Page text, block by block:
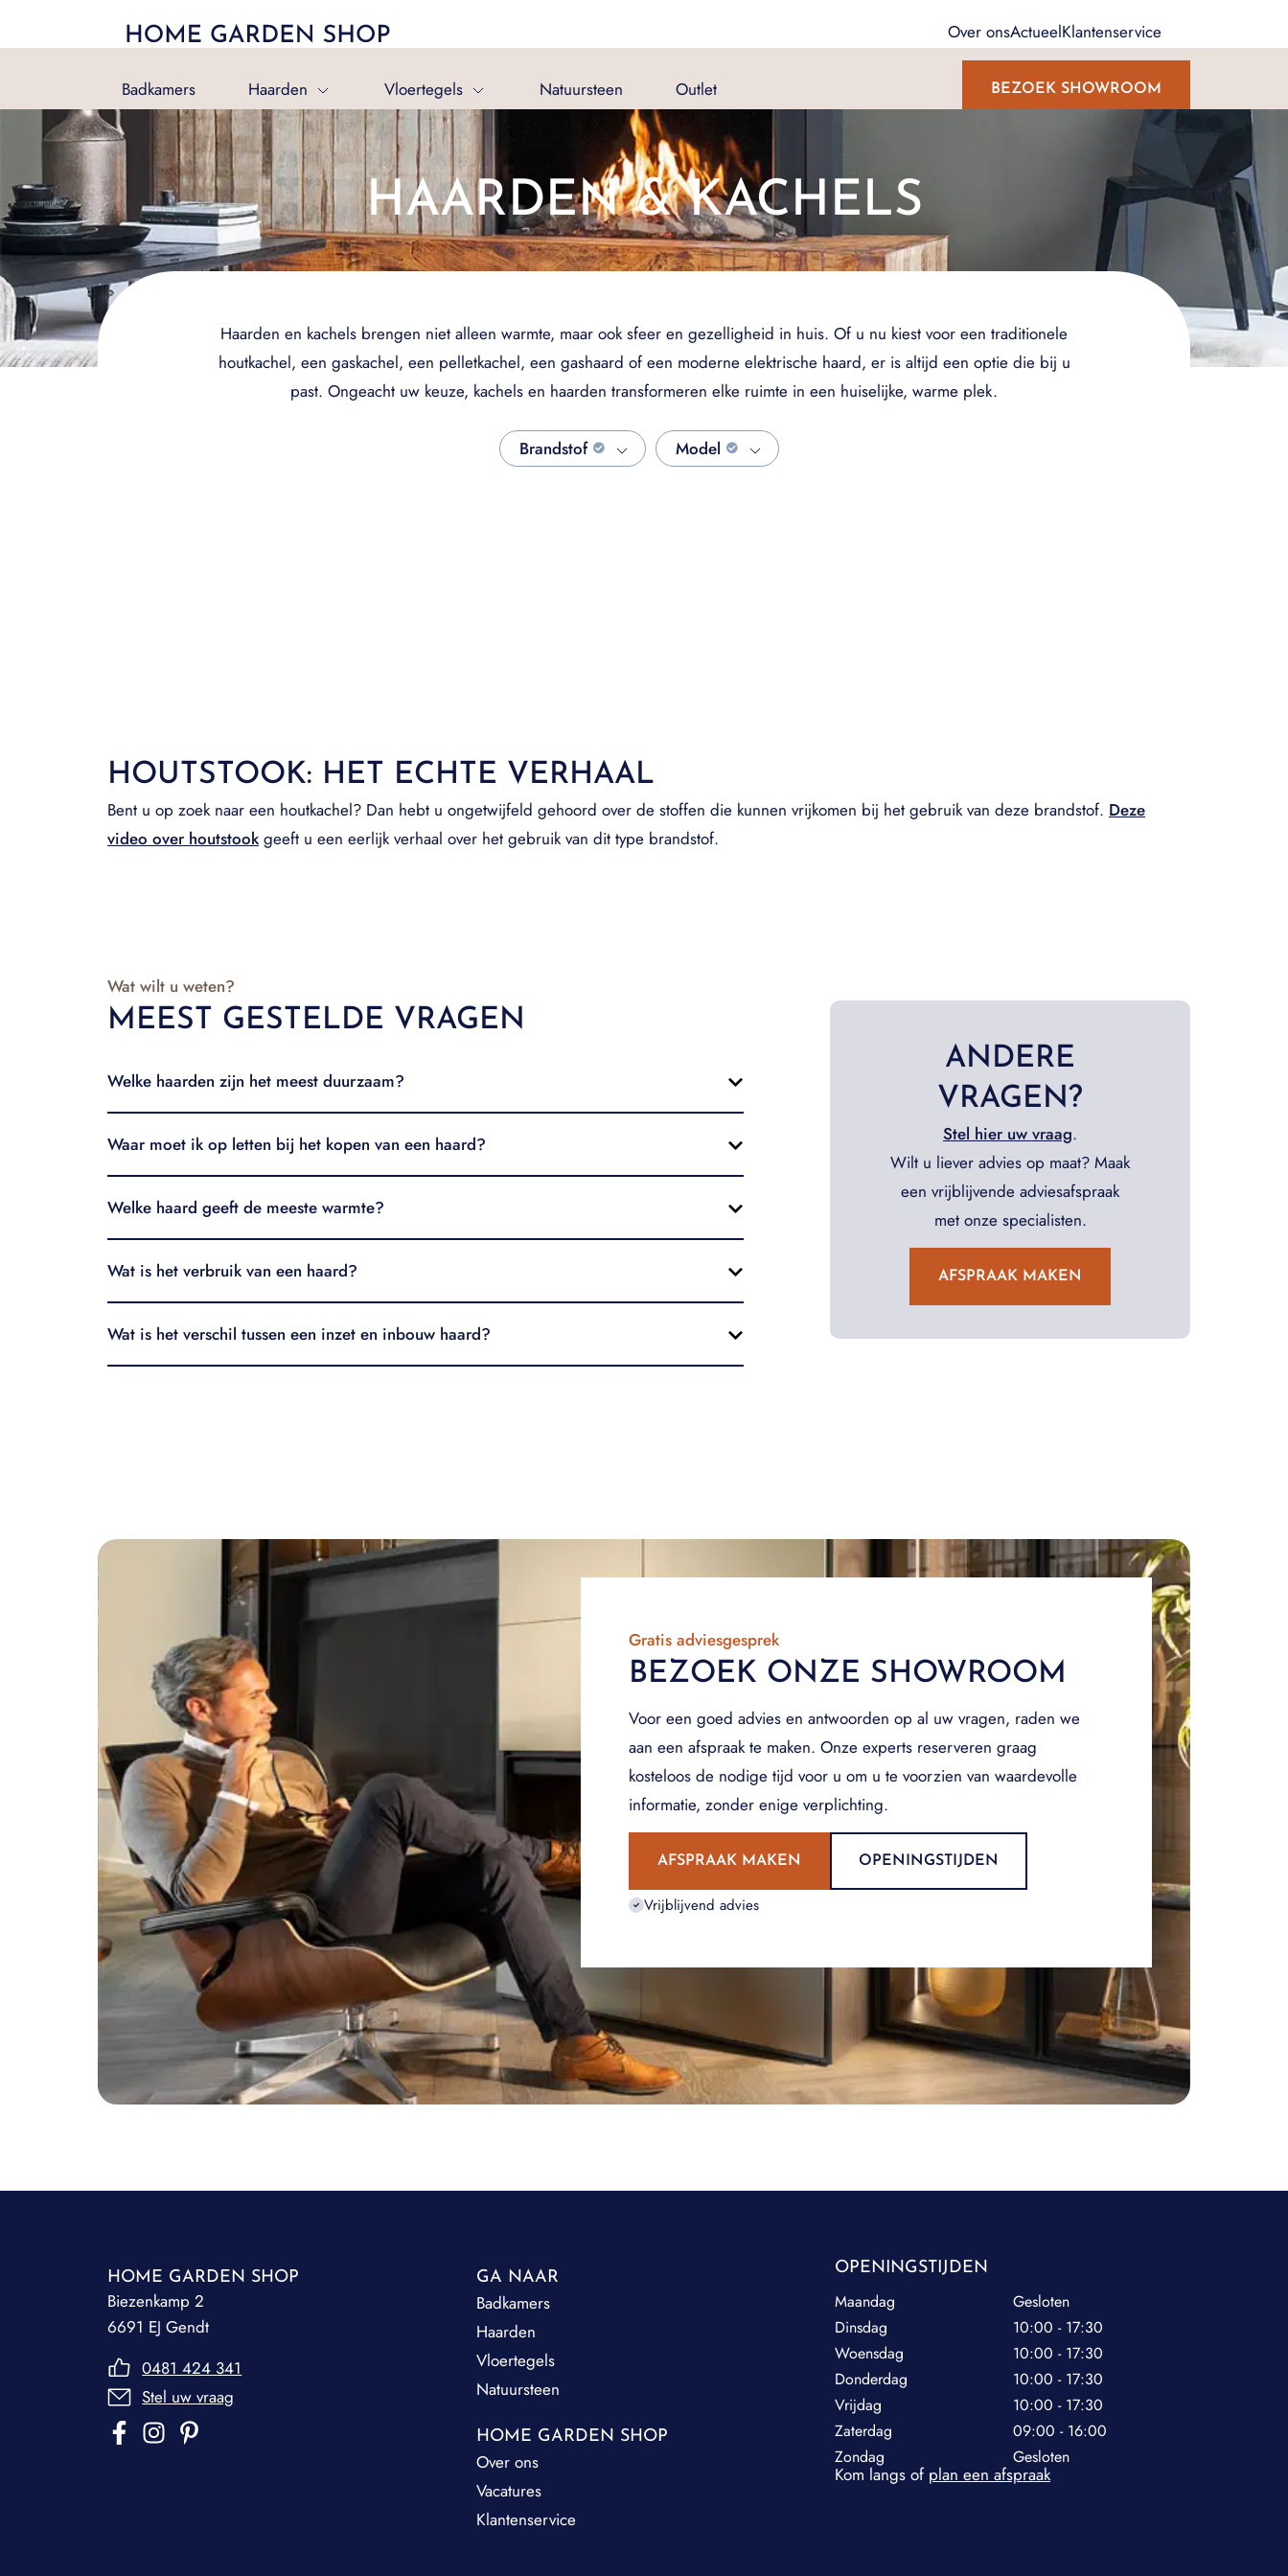
Over onsActueelKlantenservice
Badkamers Haarden Vloertegels Natuursteen Outlet BEZOEK SHOWROOM
HAARDEN & KACHELS
Haarden en kachels brengen niet alleen warmte, maar ook sfeer en gezelligheid in huis. Of u nu kiest voor een traditionele
houtkachel, een gaskachel, een pelletkachel, een gashaard of een moderne elektrische haard, er is altijd een optie die bij u
past. Ongeacht uw keuze, kachels en haarden transformeren elke ruimte in een huiselijke, warme plek.
Brandstof Model
HOUTSTOOK: HET ECHTE VERHAAL
Bent u op zoek naar een houtkachel? Dan hebt u ongetwijfeld gehoord over de stoffen die kunnen vrijkomen bij het gebruik van deze brandstof. Deze
video over houtstook geeft u een eerlijk verhaal over het gebruik van dit type brandstof.
Wat wilt u weten?
MEEST GESTELDE VRAGEN
Welke haarden zijn het meest duurzaam?
Waar moet ik op letten bij het kopen van een haard?
Welke haard geeft de meeste warmte?
Wat is het verbruik van een haard?
Wat is het verschil tussen een inzet en inbouw haard?
ANDERE
VRAGEN?
Stel hier uw vraag.
Wilt u liever advies op maat? Maak
een vrijblijvende adviesafspraak
met onze specialisten.
AFSPRAAK MAKEN
Gratis adviesgesprek
BEZOEK ONZE SHOWROOM
Voor een goed advies en antwoorden op al uw vragen, raden we
aan een afspraak te maken. Onze experts reserveren graag
kosteloos de nodige tijd voor u om u te voorzien van waardevolle
informatie, zonder enige verplichting.
AFSPRAAK MAKEN OPENINGSTIJDEN
Vrijblijvend advies
HOME GARDEN SHOP
Biezenkamp 2
6691 EJ Gendt
0481 424 341
Stel uw vraag
GA NAAR
Badkamers
Haarden
Vloertegels
Natuursteen
HOME GARDEN SHOP
Over ons
Vacatures
Klantenservice
OPENINGSTIJDEN
Maandag
Gesloten
Dinsdag
10:00 - 17:30
Woensdag
10:00 - 17:30
Donderdag
10:00 - 17:30
Vrijdag
10:00 - 17:30
Zaterdag
09:00 - 16:00
Zondag
Gesloten
Kom langs of plan een afspraak